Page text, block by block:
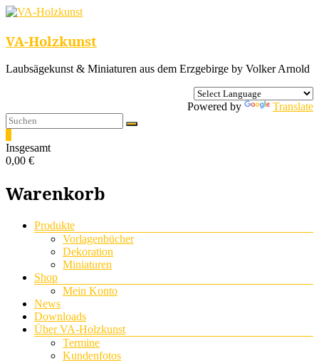
VA-Holzkunst
Laubsägekunst & Miniaturen aus dem Erzgebirge by Volker Arnold
Powered by Translate
Insgesamt
0,00 €
Warenkorb
Menü
Produkte
Vorlagenbücher
Dekoration
Miniaturen
Shop
Mein Konto
News
Downloads
Über VA-Holzkunst
Termine
Kundenfotos